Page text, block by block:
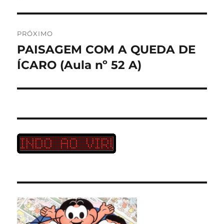
PRÓXIMO
Próximo
post:
PAISAGEM COM A QUEDA DE
ÍCARO (Aula nº 52 A)